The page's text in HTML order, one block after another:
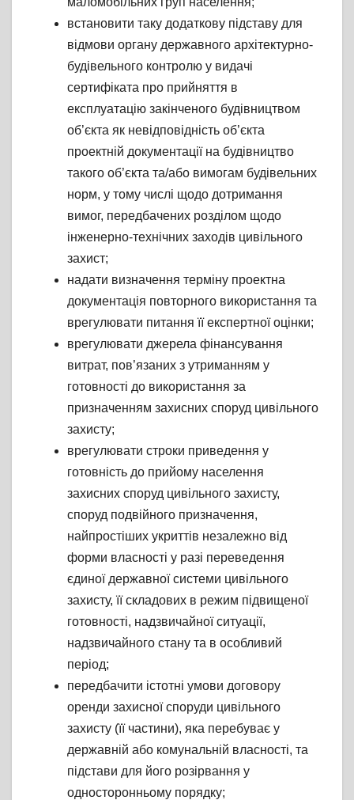
встановити таку додаткову підставу для
відмови органу державного архітектурно-
будівельного контролю у видачі
сертифіката про прийняття в
експлуатацію закінченого будівництвом
об’єкта як невідповідність об’єкта
проектній документації на будівництво
такого об’єкта та/або вимогам будівельних
норм, у тому числі щодо дотримання
вимог, передбачених розділом щодо
інженерно-технічних заходів цивільного
захист;
надати визначення терміну проектна
документація повторного використання та
врегулювати питання її експертної оцінки;
врегулювати джерела фінансування
витрат, пов’язаних з утриманням у
готовності до використання за
призначенням захисних споруд цивільного
захисту;
врегулювати строки приведення у
готовність до прийому населення
захисних споруд цивільного захисту,
споруд подвійного призначення,
найпростіших укриттів незалежно від
форми власності у разі переведення
єдиної державної системи цивільного
захисту, її складових в режим підвищеної
готовності, надзвичайної ситуації,
надзвичайного стану та в особливий
період;
передбачити істотні умови договору
оренди захисної споруди цивільного
захисту (її частини), яка перебуває у
державній або комунальній власності, та
підстави для його розірвання у
односторонньому порядку;